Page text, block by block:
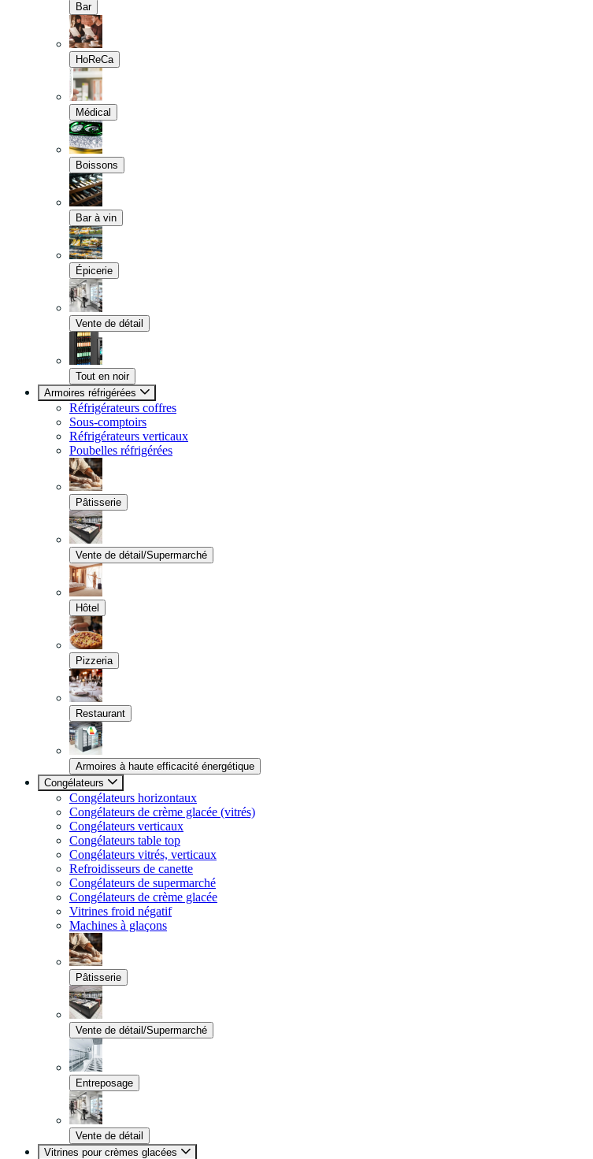
Bar
HoReCa
Médical
Boissons
Bar à vin
Épicerie
Vente de détail
Tout en noir
Armoires réfrigérées
Réfrigérateurs coffres
Sous-comptoirs
Réfrigérateurs verticaux
Poubelles réfrigérées
Pâtisserie
Vente de détail/Supermarché
Hôtel
Pizzeria
Restaurant
Armoires à haute efficacité énergétique
Congélateurs
Congélateurs horizontaux
Congélateurs de crème glacée (vitrés)
Congélateurs verticaux
Congélateurs table top
Congélateurs vitrés, verticaux
Refroidisseurs de canette
Congélateurs de supermarché
Congélateurs de crème glacée
Vitrines froid négatif
Machines à glaçons
Pâtisserie
Vente de détail/Supermarché
Entreposage
Vente de détail
Vitrines pour crèmes glacées